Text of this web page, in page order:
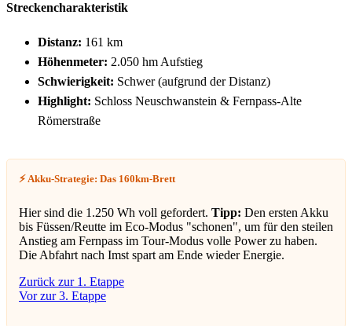
Streckencharakteristik
Distanz: 161 km
Höhenmeter: 2.050 hm Aufstieg
Schwierigkeit: Schwer (aufgrund der Distanz)
Highlight: Schloss Neuschwanstein & Fernpass-Alte
Römerstraße
⚡ Akku-Strategie: Das 160km-Brett
Hier sind die 1.250 Wh voll gefordert. Tipp: Den ersten Akku
bis Füssen/Reutte im Eco-Modus "schonen", um für den steilen
Anstieg am Fernpass im Tour-Modus volle Power zu haben.
Die Abfahrt nach Imst spart am Ende wieder Energie.
Zurück zur 1. Etappe
Vor zur 3. Etappe